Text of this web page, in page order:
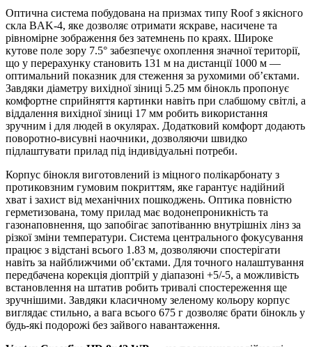
Оптична система побудована на призмах типу Roof з якісного
скла BAK-4, яке дозволяє отримати яскраве, насичене та
рівномірне зображення без затемнень по краях. Широке
кутове поле зору 7.5° забезпечує охоплення значної території,
що у перерахунку становить 131 м на дистанції 1000 м —
оптимальний показник для стеження за рухомими об’єктами.
Завдяки діаметру вихідної зіниці 5.25 мм бінокль пропонує
комфортне сприйняття картинки навіть при слабшому світлі, а
віддалення вихідної зіниці 17 мм робить використання
зручним і для людей в окулярах. Додатковий комфорт додають
поворотно-висувні наочники, дозволяючи швидко
підлаштувати прилад під індивідуальні потреби.
Корпус бінокля виготовлений із міцного полікарбонату з
протиковзним гумовим покриттям, яке гарантує надійний
хват і захист від механічних пошкоджень. Оптика повністю
герметизована, тому прилад має водонепроникність та
газонаповнення, що запобігає запотіванню внутрішніх лінз за
різкої зміни температури. Система центрального фокусування
працює з відстані всього 1.83 м, дозволяючи спостерігати
навіть за найближчими об’єктами. Для точного налаштування
передбачена корекція діоптрій у діапазоні +5/-5, а можливість
встановлення на штатив робить тривалі спостереження ще
зручнішими. Завдяки класичному зеленому кольору корпус
виглядає стильно, а вага всього 675 г дозволяє брати бінокль у
будь-які подорожі без зайвого навантаження.